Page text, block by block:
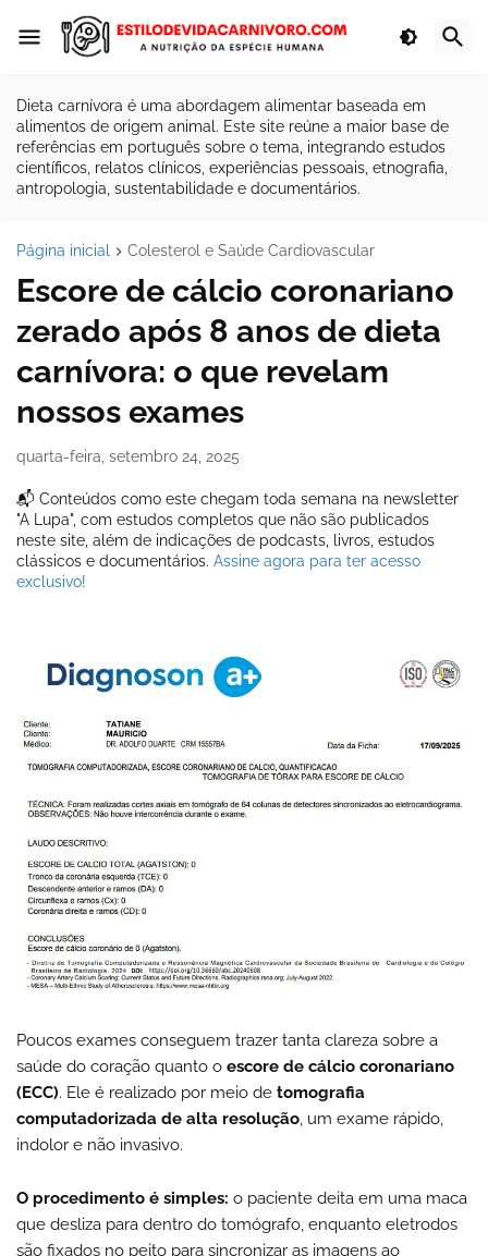
Dieta carnívora é uma abordagem alimentar baseada em
alimentos de origem animal. Este site reúne a maior base de
referências em português sobre o tema, integrando estudos
científicos, relatos clínicos, experiências pessoais, etnografia,
antropologia, sustentabilidade e documentários.
Página inicial Colesterol e Saúde Cardiovascular
Escore de cálcio coronariano
zerado após 8 anos de dieta
carnívora: o que revelam
nossos exames
quarta-feira, setembro 24, 2025
📬 Conteúdos como este chegam toda semana na newsletter
"A Lupa", com estudos completos que não são publicados
neste site, além de indicações de podcasts, livros, estudos
clássicos e documentários. Assine agora para ter acesso
exclusivo!
Poucos exames conseguem trazer tanta clareza sobre a
saúde do coração quanto o escore de cálcio coronariano
(ECC). Ele é realizado por meio de tomografia
computadorizada de alta resolução, um exame rápido,
indolor e não invasivo.
O procedimento é simples: o paciente deita em uma maca
que desliza para dentro do tomógrafo, enquanto eletrodos
são fixados no peito para sincronizar as imagens ao